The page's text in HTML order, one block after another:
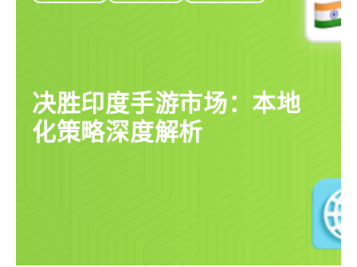
决胜印度手游市场：本地
化策略深度解析